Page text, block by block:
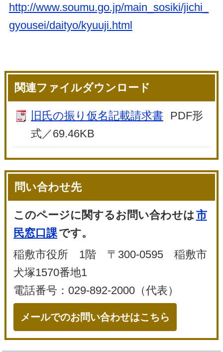
http://www.soumu.go.jp/main_sosiki/jichi_
gyousei/daityo/kyuuji.html
関連ファイルダウンロード
旧氏の振り仮名記載請求書
PDF形
式／69.46KB
問い合わせ先
このページに関するお問い合わせは市
民窓口課です。
稲敷市役所 1階 〒300-0595 稲敷市
犬塚1570番地1
電話番号：029-892-2000（代表）
メールでのお問い合わせはこちら